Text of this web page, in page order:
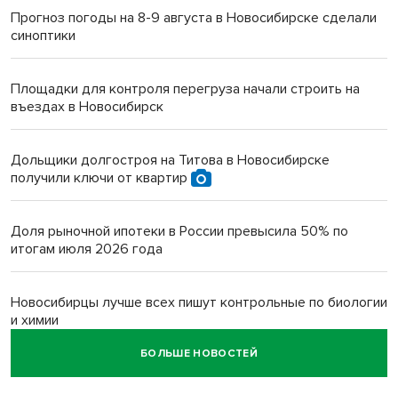
Прогноз погоды на 8-9 августа в Новосибирске сделали
синоптики
Площадки для контроля перегруза начали строить на
въездах в Новосибирск
Дольщики долгостроя на Титова в Новосибирске
получили ключи от квартир
Доля рыночной ипотеки в России превысила 50% по
итогам июля 2026 года
Новосибирцы лучше всех пишут контрольные по биологии
и химии
Нейросеть для диагностики депрессии в крови создали в
БОЛЬШЕ НОВОСТЕЙ